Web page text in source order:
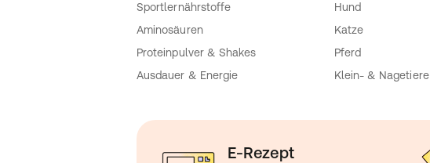
Sportlernährstoffe
Aminosäuren
Proteinpulver & Shakes
Ausdauer & Energie
Hund
Katze
Pferd
Klein- & Nagetiere
E-Rezept